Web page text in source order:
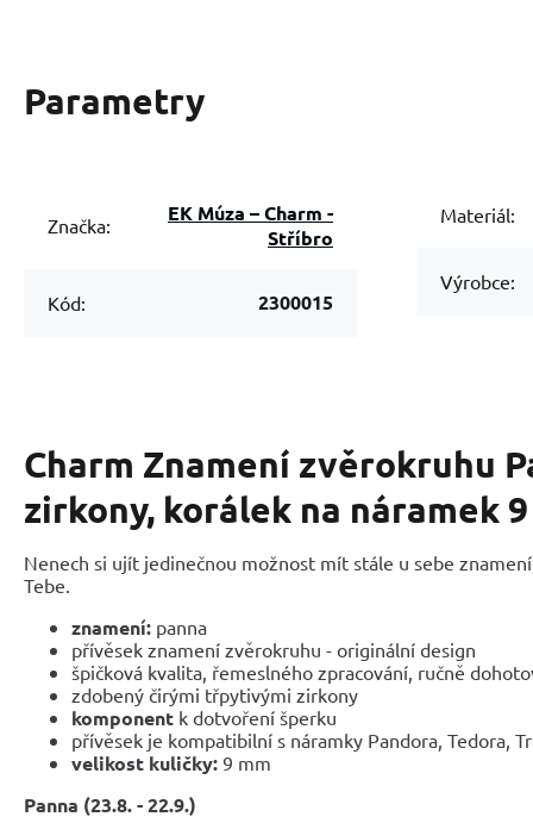
Parametry
Značka:
EK Múza – Charm -
Stříbro
Kód: 2300015
Materiál:
Výrobce:
Charm Znamení zvěrokruhu
zirkony, korálek na náramek
Nenech si ujít jedinečnou možnost mít stále u sebe
Tebe.
znamení: panna
přívěsek znamení zvěrokruhu - originální design
špičková kvalita, řemeslného zpracování, ručně
zdobený čirými třpytivými zirkony
komponent k dotvoření šperku
přívěsek je kompatibilní s náramky Pandora, Tedora,
velikost kuličky: 9 mm
Panna (23.8. - 22.9.)